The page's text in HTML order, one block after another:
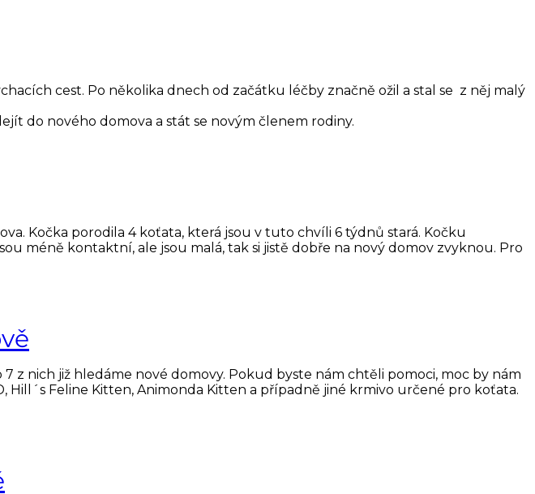
cest. Po několika dnech od začátku léčby značně ožil a stal se z něj malý
do nového domova a stát se novým členem rodiny.
Kočka porodila 4 koťata, která jsou v tuto chvíli 6 týdnů stará. Kočku
méně kontaktní, ale jsou malá, tak si jistě dobře na nový domov zvyknou. Pro
z nich již hledáme nové domovy. Pokud byste nám chtěli pomoci, moc by nám
Feline Kitten, Animonda Kitten a případně jiné krmivo určené pro koťata.